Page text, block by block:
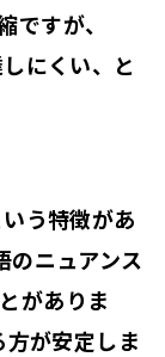
ですが、
にくい、と
う特徴があ
のニュアンス
がありま
が安定しま